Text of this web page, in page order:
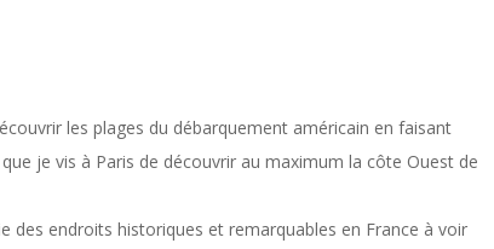
les plages du débarquement américain en faisant
que je vis à Paris de découvrir au maximum la côte Ouest de
des endroits historiques et remarquables en France à voir